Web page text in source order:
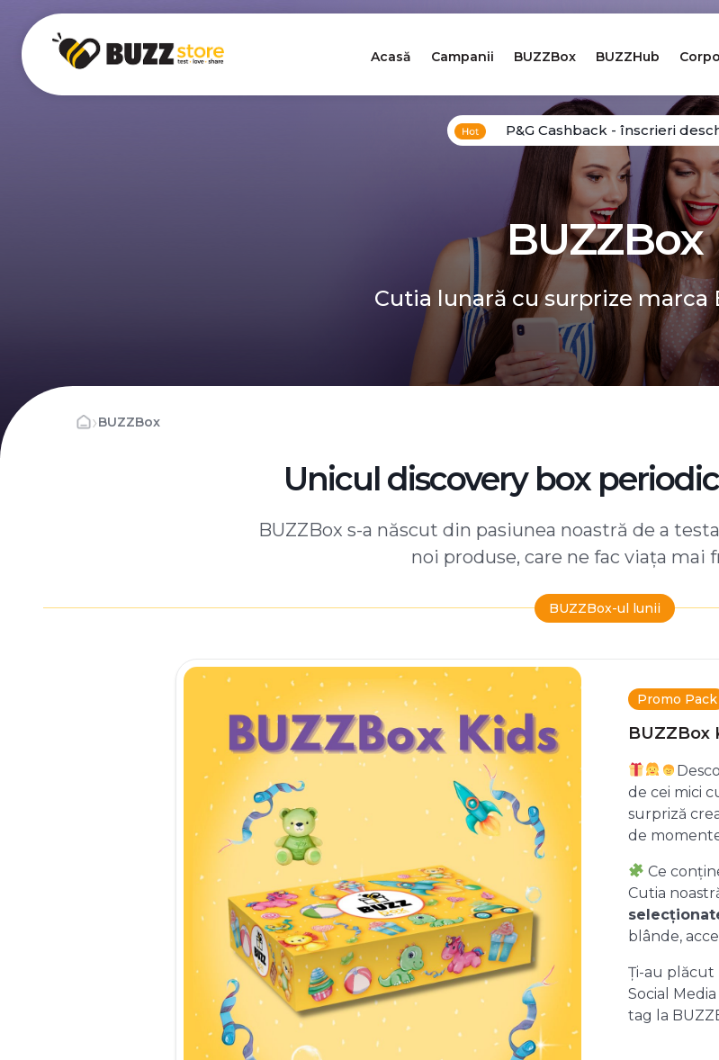
Acasă Campanii BUZZBox BUZZHub
P&G Cashback - înscrieri
BUZZBox
Cutia lunară cu surprize marca
›BUZZBox
Unicul discovery box
BUZZBox s-a născut din pasiunea noastră de a
noi produse, care ne fac viața mai
BUZZBox-ul lunii
Promo Pack
BUZZBox
de cei mici
surpriză
de
Ce
Cutia
blânde,
Ți-au plăcut
Social
tag la